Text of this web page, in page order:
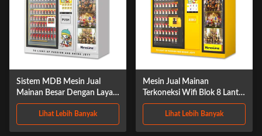
Sistem MDB Mesin Jual
Mainan Besar Dengan Layar
Multimedia 23.6in
Lihat Lebih Banyak
Mesin Jual Mainan
Terkoneksi Wifi Blok 8 Lantai
FCC Disetujui
Lihat Lebih Banyak